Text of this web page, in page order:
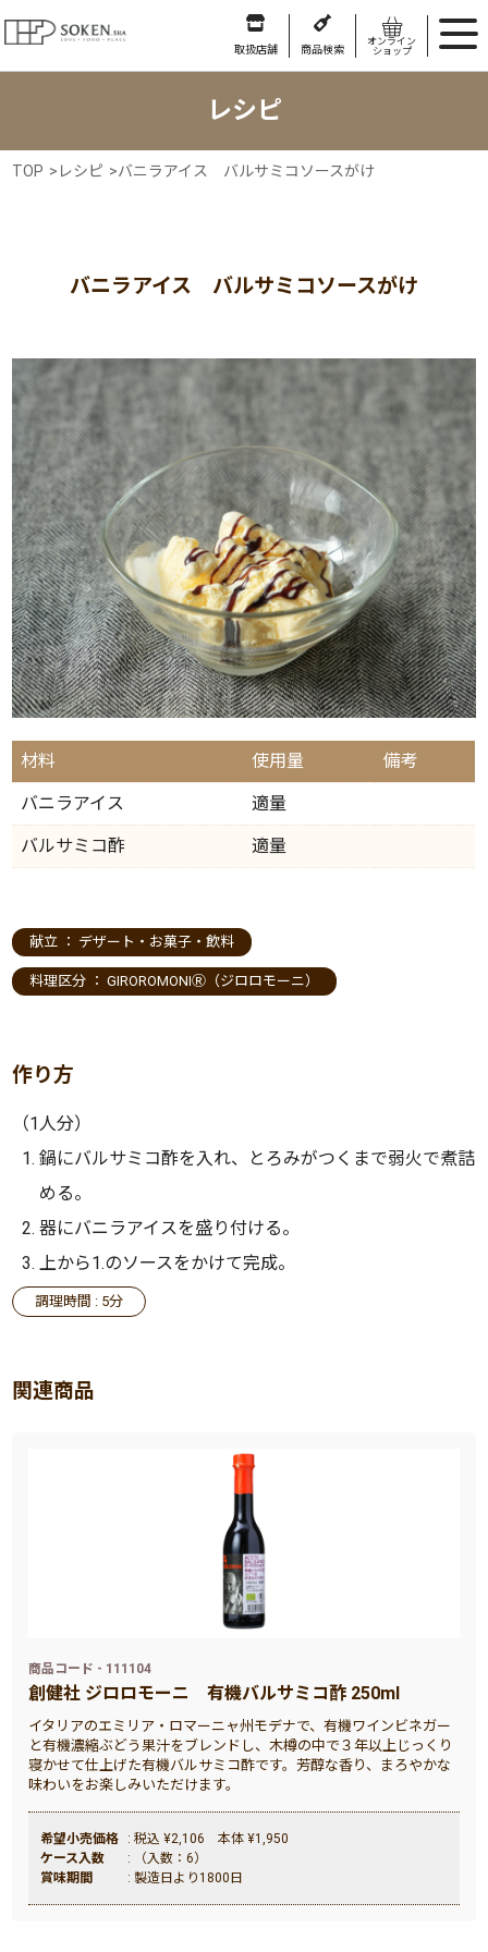
取扱店舗 商品検索
オンライン
ショップ
レシピ
TOP > レシピ >バニラアイス バルサミコソースがけ
バニラアイス バルサミコソースがけ
材料 使用量 備考
バニラアイス 適量
バルサミコ酢 適量
献立 ： デザート・お菓子・飲料
料理区分 ：GIROROMONIⓇ（ジロロモーニ）
作り方
（1人分）
鍋にバルサミコ酢を入れ、とろみがつくまで弱火で煮詰
める。
器にバニラアイスを盛り付ける。
上から1.のソースをかけて完成。
調理時間 : 5分
関連商品
商品コード - 111104
創健社 ジロロモーニ 有機バルサミコ酢 250ml
イタリアのエミリア・ロマーニャ州モデナで、有機ワインビネガー
と有機濃縮ぶどう果汁をブレンドし、木樽の中で３年以上じっくり
寝かせて仕上げた有機バルサミコ酢です。芳醇な香り、まろやかな
味わいをお楽しみいただけます。
希望小売価格
: 税込 ¥2,106 本体 ¥1,950
ケース入数
: （入数：6）
賞味期間
: 製造日より1800日